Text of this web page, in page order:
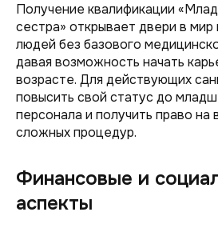
Получение квалификации
сестра» открывает двери в
людей без базового
давая возможность начать
возрасте. Для действующих
повысить свой статус до
персонала и получить право на
сложных процедур.
Финансовые и
аспекты